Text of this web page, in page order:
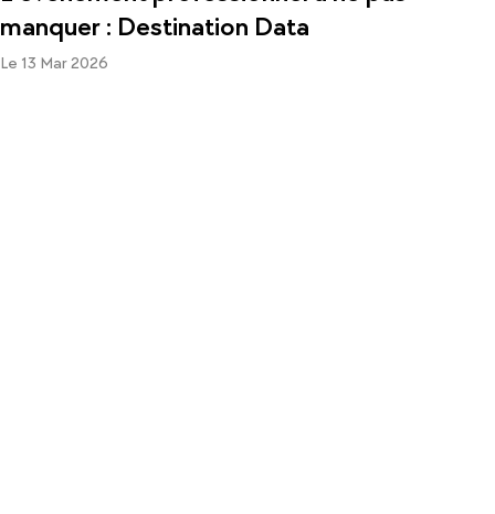
manquer : Destination Data
Le 13 Mar 2026